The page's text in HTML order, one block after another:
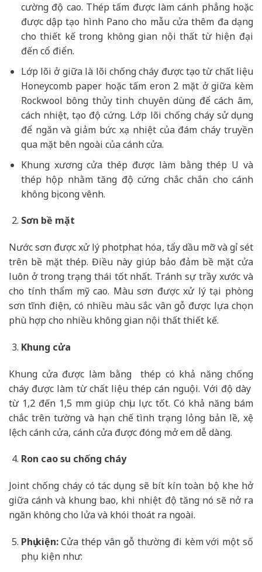
cường độ cao. Thép tấm được làm cánh phẳng hoặc
được dập tạo hình Pano cho mẫu cửa thêm đa dạng
cho thiết kế trong không gian nội thất từ hiện đại
đến cổ điển.
Lớp lõi ở giữa là lõi chống cháy được tạo từ chất liệu
Honeycomb paper hoặc tấm eron 2 mặt ở giữa kèm
Rockwool bông thủy tinh chuyên dùng để cách âm,
cách nhiệt, tạo độ cứng. Lớp lõi chống cháy sử dụng
để ngăn và giảm bức xạ nhiệt của đám cháy truyền
qua mặt bên ngoài của cánh cửa.
Khung xương cửa thép được làm bằng thép U và
thép hộp nhằm tăng độ cứng chắc chắn cho cánh
không bị cong vênh.
Sơn bề mặt
Nước sơn được xử lý photphat hóa, tẩy dầu mỡ và gỉ sét
trên bề mặt thép. Điều này giúp bảo đảm bề mặt cửa
luôn ở trong trạng thái tốt nhất. Tránh sự trầy xước và
cho tính thẩm mỹ cao. Màu sơn được xử lý tại phòng
sơn tĩnh điện, có nhiều màu sắc vân gỗ được lựa chọn
phù hợp cho nhiều không gian nội thất thiết kế.
Khung cửa
Khung cửa được làm bằng thép có khả năng chống
cháy được làm từ chất liệu thép cán nguội. Với độ dày
từ 1,2 đến 1,5 mm giúp chịu lực tốt. Có khả năng bám
chắc trên tường và hạn chế tình trạng lỏng bản lề, xệ
lệch cánh cửa, cánh cửa được đóng mở em dễ dàng.
Ron cao su chống cháy
Joint chống cháy có tác dụng sẽ bít kín toàn bộ khe hở
giữa cánh và khung bao, khi nhiệt độ tăng nó sẽ nở ra
ngăn không cho lửa và khói thoát ra ngoài.
Phụ kiện:Cửa thép vân gỗ thường đi kèm với một số
phụ kiện như: